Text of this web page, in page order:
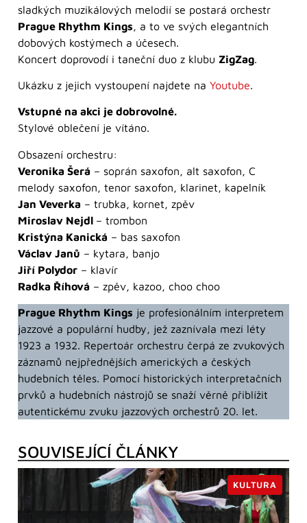
sladkých muzikálových melodií se postará orchestr
Prague Rhythm Kings, a to ve svých elegantních
dobových kostýmech a účesech.
Koncert doprovodí i taneční duo z klubu ZigZag.
Ukázku z jejich vystoupení najdete na Youtube.
Vstupné na akci je dobrovolné.
Stylové oblečení je vítáno.
Obsazení orchestru:
Veronika Šerá – soprán saxofon, alt saxofon, C
melody saxofon, tenor saxofon, klarinet, kapelník
Jan Veverka – trubka, kornet, zpěv
Miroslav Nejdl – trombon
Kristýna Kanická – bas saxofon
Václav Janů – kytara, banjo
Jiří Polydor – klavír
Radka Říhová – zpěv, kazoo, choo choo
Prague Rhythm Kings je profesionálním interpretem
jazzové a populární hudby, jež zaznívala mezi léty
1923 a 1932. Repertoár orchestru čerpá ze zvukových
záznamů nejpřednějších amerických a českých
hudebních těles. Pomocí historických interpretačních
prvků a hudebních nástrojů se snaží věrně přiblížit
autentickému zvuku jazzových orchestrů 20. let.
SOUVISEJÍCÍ ČLÁNKY
KULTURA